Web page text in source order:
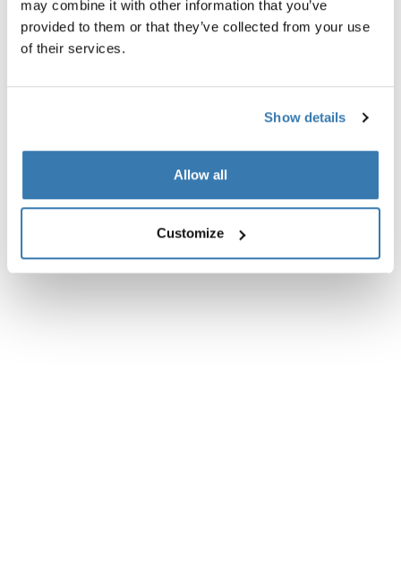
may combine it with other information that you’ve
provided to them or that they’ve collected from your use
of their services.
Show details
Allow all
Customize
Toggle overview
Descripción del producto
Toggle guides and instructions